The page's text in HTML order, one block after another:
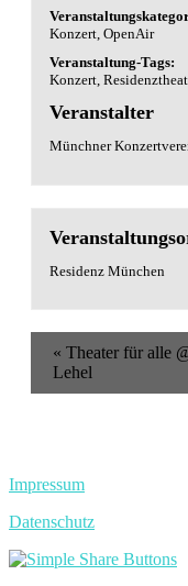
Konzert, OpenAir
Veranstaltung-Tags:
Konzert,
Veranstalter
Münchner
Residenz München
Veranstaltung
Navigation
« Theater für alle
Lehel
Impressum
Datenschutz